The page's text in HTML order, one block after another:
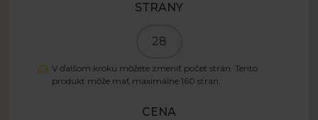
STRANY
28
V ďalšom kroku môžete zmeniť počet strán. Tento
produkt môže mať maximálne 160 strán.
CENA